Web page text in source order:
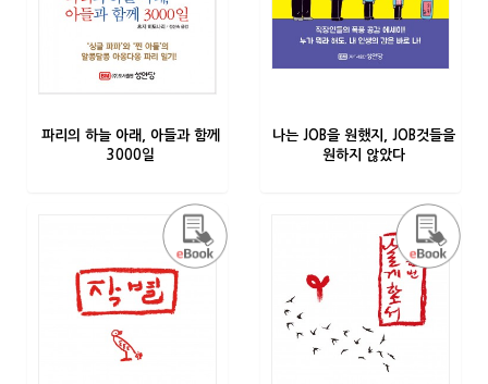
파리의 하늘 아래, 아들과 함께
3000일
나는 JOB을 원했지, JOB것들을
원하지 않았다